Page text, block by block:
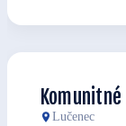
Lučenec